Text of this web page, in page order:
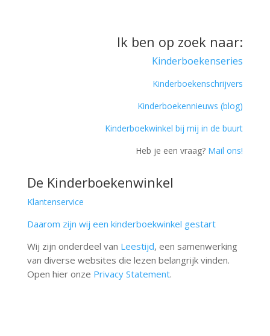
Ik ben op zoek naar:
Kinderboekenseries
Kinderboekenschrijvers
Kinderboekennieuws (blog)
Kinderboekwinkel bij mij in de buurt
Heb je een vraag? Mail ons!
De Kinderboekenwinkel
Klantenservice
Daarom zijn wij een kinderboekwinkel gestart
Wij zijn onderdeel van Leestijd, een samenwerking
van diverse websites die lezen belangrijk vinden.
Open hier onze Privacy Statement.